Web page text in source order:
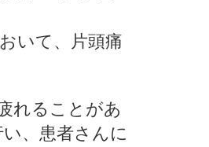
いて、片頭痛
れることがあ
、患者さんに